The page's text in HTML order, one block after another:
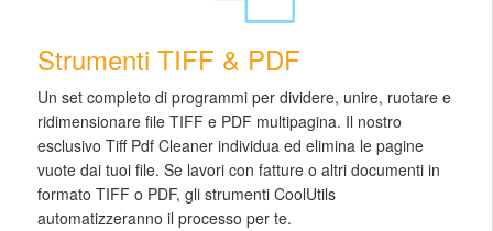
Strumenti TIFF & PDF
Un set completo di programmi per dividere, unire, ruotare e
ridimensionare file TIFF e PDF multipagina. Il nostro
esclusivo Tiff Pdf Cleaner individua ed elimina le pagine
vuote dai tuoi file. Se lavori con fatture o altri documenti in
formato TIFF o PDF, gli strumenti CoolUtils
automatizzeranno il processo per te.